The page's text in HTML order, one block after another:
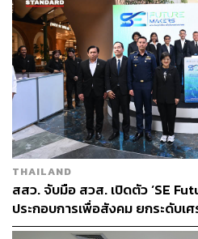
E: Elevate Human
แรงงานธุรกิจค้าปลีกในทุ
ผู้สูงอายุพัฒนาฝีมือแรงงาน
ยกระดับขีดความสามารถ
สนับสนุนการใช้หลักเกณฑ์
ชาติและมาตรฐานคุณวุฒิวิ
จ้างแทนค่าแรงขั้นต่ำ
A: Accelerate Action on
Sustainability ส่งเสริมให้ภ
THAILAND
สสว. จับมือ สวส. เปิดตัว ‘SE
ประกอบการเพื่อสังคม ยกระดับเ
ยั่งยืน